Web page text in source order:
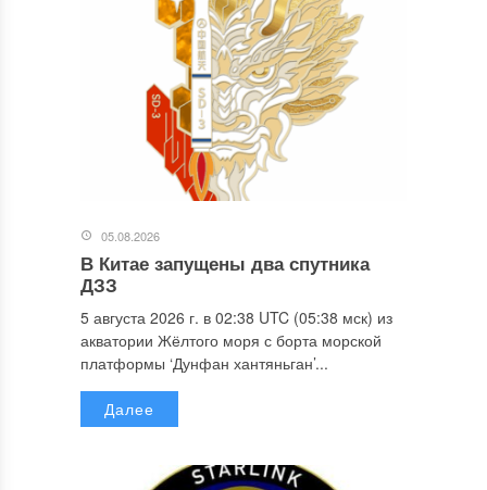
05.08.2026
В Китае запущены два спутника
ДЗЗ
5 августа 2026 г. в 02:38 UTC (05:38 мск) из
акватории Жёлтого моря с борта морской
платформы ‘Дунфан хантяньган’...
Далее